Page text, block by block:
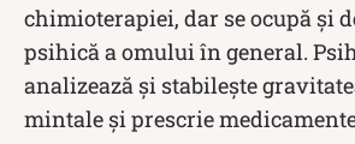
chimioterapiei, dar se ocupă şi
psihică a omului în general.
analizează și stabilește
mintale și prescrie